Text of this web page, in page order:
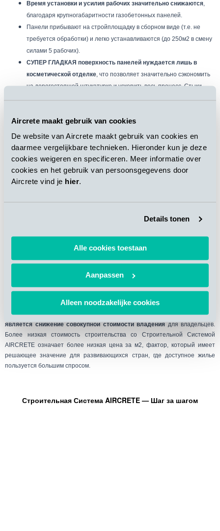
Aircrete maakt gebruik van cookies
De website van Aircrete maakt gebruik van cookies en
daarmee vergelijkbare technieken. Hieronder kun je deze
cookies weigeren en specificeren. Meer informatie over
cookies en het gebruik van persoonsgegevens door
Aircrete vind je hier.
Details tonen
Alle cookies toestaan
Aanpassen
Alleen noodzakelijke cookies
Время установки и усилия рабочих значительно снижаются,
благодаря крупногабаритности газобетонных панелей.
Панели прибывают на стройплощадку в сборном виде (т.е. не
требуется обработки) и легко устанавливаются (до 250м2 в смену
силами 5 рабочих).
СУПЕР ГЛАДКАЯ поверхность панелей нуждается лишь в
косметической отделке, что позволяет значительно сэкономить
на дорогостоящей штукатурке и ускорить весь процесс. Стыки
Ценным преимуществом здания, построенного преимущественно
из газобетона, являетсялёгкий вес несущего остова здания,
фактор которыйположительно сказывается на стоимостные
показатели всей постройки.
Строительство с панелями из АЯБ такжеспособствует тепловой
однородности здания
для строительства энергосберегающих застроек (пассивные
В целом, Строительная СистемаAircreteс армированными панелями
специально разработана для индивидуального жилищного и
эффективным методом модульного строительства. Эта комплексная
система приносит пользу местным строительным подрядчикам, однако,
наиболеезначительное преимущество этой строительной концепции
является снижениеcовокупной стоимости владениядля владельцев.
Более низкая стоимость строительства со Строительной Системой
AIRCRETE означает более низкая цена за м2, фактор, который имеет
решающее значение для развивающихся стран, где доступное жилье
пользуется большим спросом.
Строительная Система AIRCRETE — Шаг за шагом